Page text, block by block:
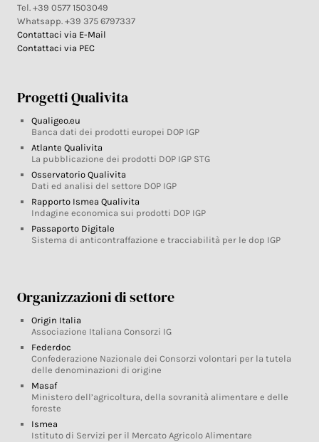
Tel. +39 0577 1503049
Whatsapp. +39 375 6797337
Contattaci via E-Mail
Contattaci via PEC
Progetti Qualivita
Qualigeo.eu
Banca dati dei prodotti europei DOP IGP
Atlante Qualivita
La pubblicazione dei prodotti DOP IGP STG
Osservatorio Qualivita
Dati ed analisi del settore DOP IGP
Rapporto Ismea Qualivita
Indagine economica sui prodotti DOP IGP
Passaporto Digitale
Sistema di anticontraffazione e tracciabilità per le dop IGP
Organizzazioni di settore
Origin Italia
Associazione Italiana Consorzi IG
Federdoc
Confederazione Nazionale dei Consorzi volontari per la tutela
delle denominazioni di origine
Masaf
Ministero dell’agricoltura, della sovranità alimentare e delle
foreste
Ismea
Istituto di Servizi per il Mercato Agricolo Alimentare